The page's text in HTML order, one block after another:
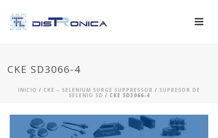
CKE SD3066-4
INICIO / CKE – SELENIUM SURGE SUPPRESSOR / SUPRESOR DE
SELENIO SD / CKE SD3066-4